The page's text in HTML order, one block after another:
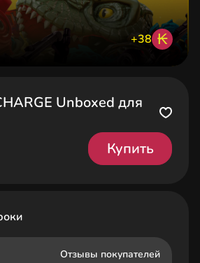
+38 ₭
Unboxed для
Купить
Отзывы покупателей